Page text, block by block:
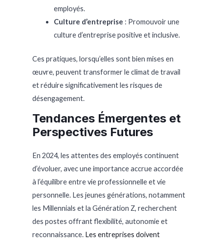
employés.
Culture d’entreprise : Promouvoir une
culture d’entreprise positive et inclusive.
Ces pratiques, lorsqu’elles sont bien mises en
œuvre, peuvent transformer le climat de travail
et réduire significativement les risques de
désengagement.
Tendances Émergentes et
Perspectives Futures
En 2024, les attentes des employés continuent
d’évoluer, avec une importance accrue accordée
à l’équilibre entre vie professionnelle et vie
personnelle. Les jeunes générations, notamment
les Millennials et la Génération Z, recherchent
des postes offrant flexibilité, autonomie et
reconnaissance. Les entreprises doivent